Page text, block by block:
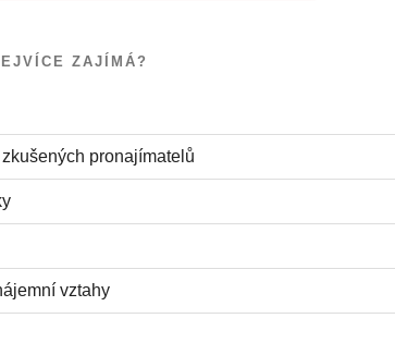
ZAJÍMÁ?
pronajímatelů
vztahy